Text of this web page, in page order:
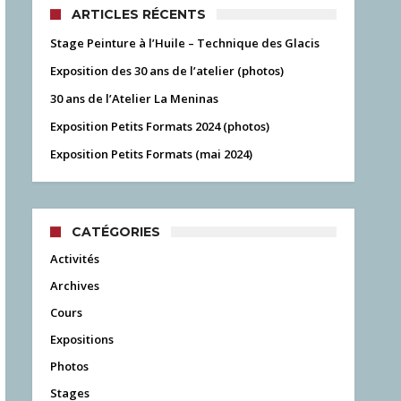
ARTICLES RÉCENTS
Stage Peinture à l’Huile – Technique des Glacis
Exposition des 30 ans de l’atelier (photos)
30 ans de l’Atelier La Meninas
Exposition Petits Formats 2024 (photos)
Exposition Petits Formats (mai 2024)
CATÉGORIES
Activités
Archives
Cours
Expositions
Photos
Stages